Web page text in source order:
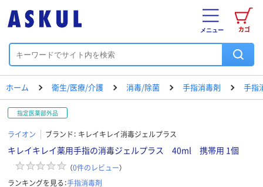
カゴ
メニュー
ホーム 衛生/医療/介護 消毒/除菌 手指消毒剤 手指
指定医薬部外品
ライオン ブランド： キレイキレイ消毒ジェルプラス
キレイキレイ薬用手指の消毒ジェルプラス 40ml 携帯用 1個
（0件のレビュー）
ランキングを見る：手指消毒剤